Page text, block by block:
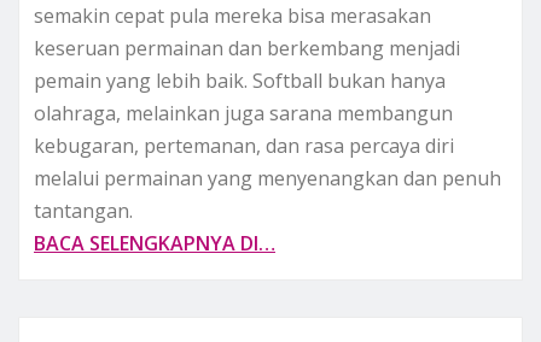
semakin cepat pula mereka bisa merasakan
keseruan permainan dan berkembang menjadi
pemain yang lebih baik. Softball bukan hanya
olahraga, melainkan juga sarana membangun
kebugaran, pertemanan, dan rasa percaya diri
melalui permainan yang menyenangkan dan penuh
tantangan.
BACA SELENGKAPNYA DI…